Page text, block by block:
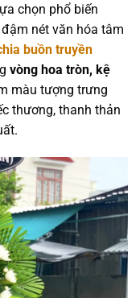
chọn phổ biến
nét văn hóa tâm
buồn truyền
vòng hoa tròn, kệ
màu tượng trưng
thương, thanh thản